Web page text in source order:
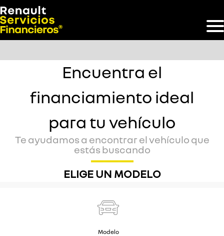
Encuentra el
financiamiento ideal
para tu vehículo
Te ayudamos a encontrar el vehículo que
estás buscando
ELIGE UN MODELO
Modelo